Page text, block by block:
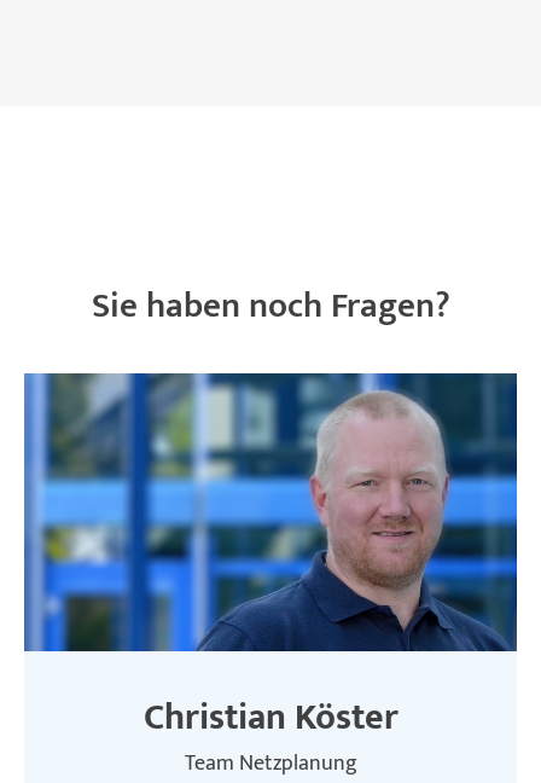
Sie haben noch Fragen?
Christian Köster
Team Netzplanung